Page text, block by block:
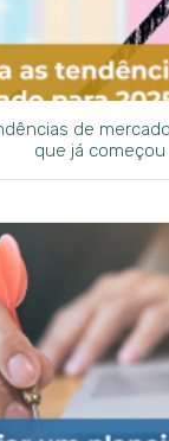
de
que já começou